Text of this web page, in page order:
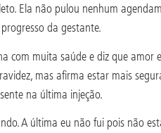
Ela não pulou nenhum
da gestante.
com muita saúde e diz que
mas afirma estar mais
na última injeção.
A última eu não fui pois não